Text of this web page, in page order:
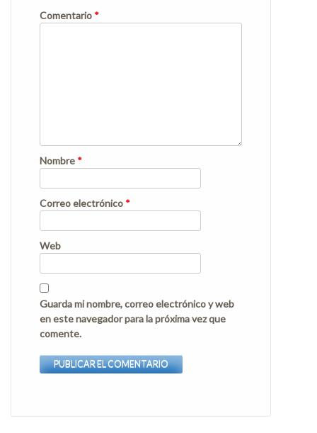
Comentario *
Nombre *
Correo electrónico *
Web
Guarda mi nombre, correo electrónico y web
en este navegador para la próxima vez que
comente.